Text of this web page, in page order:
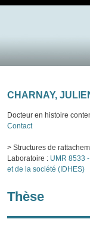
CHARNAY,
Docteur en histoire
Contact
> Structures de
Laboratoire : UMR 8533
et de la société (IDHES)
Thèse